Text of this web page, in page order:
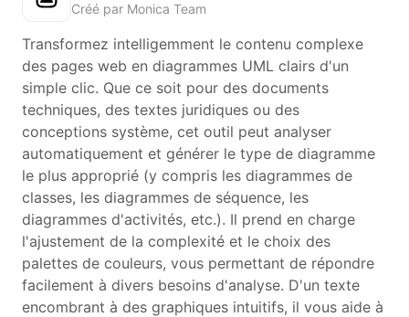
Créé par Monica Team
Transformez intelligemment le contenu complexe
des pages web en diagrammes UML clairs d'un
simple clic. Que ce soit pour des documents
techniques, des textes juridiques ou des
conceptions système, cet outil peut analyser
automatiquement et générer le type de diagramme
le plus approprié (y compris les diagrammes de
classes, les diagrammes de séquence, les
diagrammes d'activités, etc.). Il prend en charge
l'ajustement de la complexité et le choix des
palettes de couleurs, vous permettant de répondre
facilement à divers besoins d'analyse. D'un texte
encombrant à des graphiques intuitifs, il vous aide à